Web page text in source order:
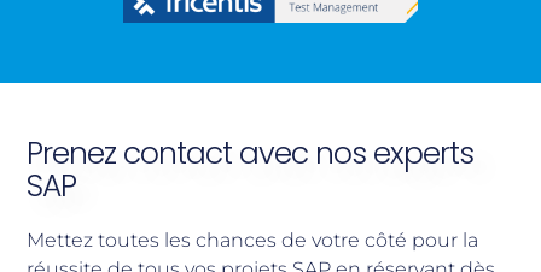
Prenez contact avec nos experts
SAP
Mettez toutes les chances de votre côté pour la